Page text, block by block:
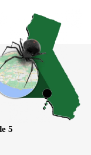
5